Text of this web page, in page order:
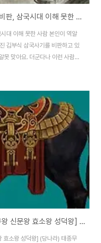
역알못 주장하는 김부식 삼국사기 비판, 삼국시대 이해 못한 사람
대 이해 못한 사람 본인이 역알
김부식 삼국사기를 비판하고 있
못 맞아요. 더군다나 이런 사람이
니다. 제가 링크 건 글로 이동해
국사기 까는 글. 삼국시대 이해
822~839년 주요 인물, 김양
왕의 일생과 업적, 광개토태왕의
아름다움 [미술품]◆ 본문 중
신라 교역 목록 2 [태종무열왕 문무왕 신문왕 효소왕 성덕왕] (당나라)
효소왕 성덕왕] (당나라) 태종무